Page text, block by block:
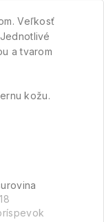
Veľkosť
a tvarom
kožu.